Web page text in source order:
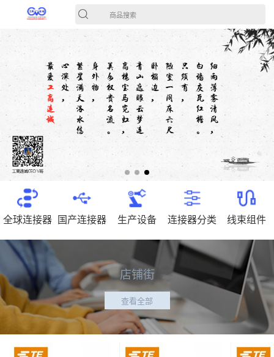
商品搜索
全球连接器 国产连接器 生产设备 连接器分类 线束组件
店铺街
查看全部